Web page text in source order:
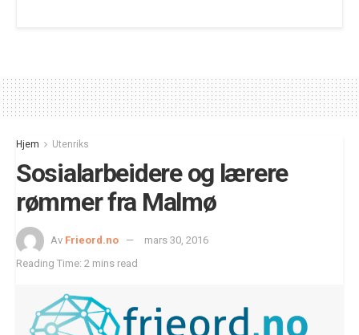
Hjem Utenriks
Sosialarbeidere og lærere
rømmer fra Malmø
Av Frieord.no
mars 30, 2016
Reading Time: 2 mins read